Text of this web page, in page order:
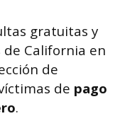
gratuitas y
California en
de
de pago
.